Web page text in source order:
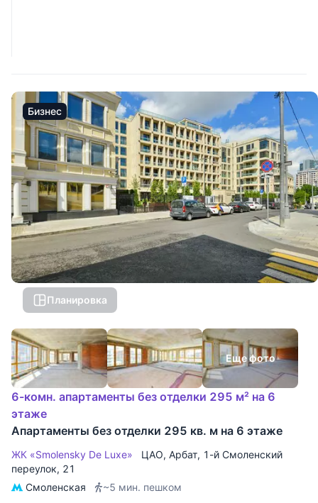
Бизнес
Планировка
Еще фото
6-комн. апартаменты без отделки 295 м² на 6
этаже
Апартаменты без отделки 295 кв. м на 6 этаже
ЖК «Smolensky De Luxe» ЦАО, Арбат, 1-й Смоленский
переулок, 21
Смоленская
~5 мин. пешком